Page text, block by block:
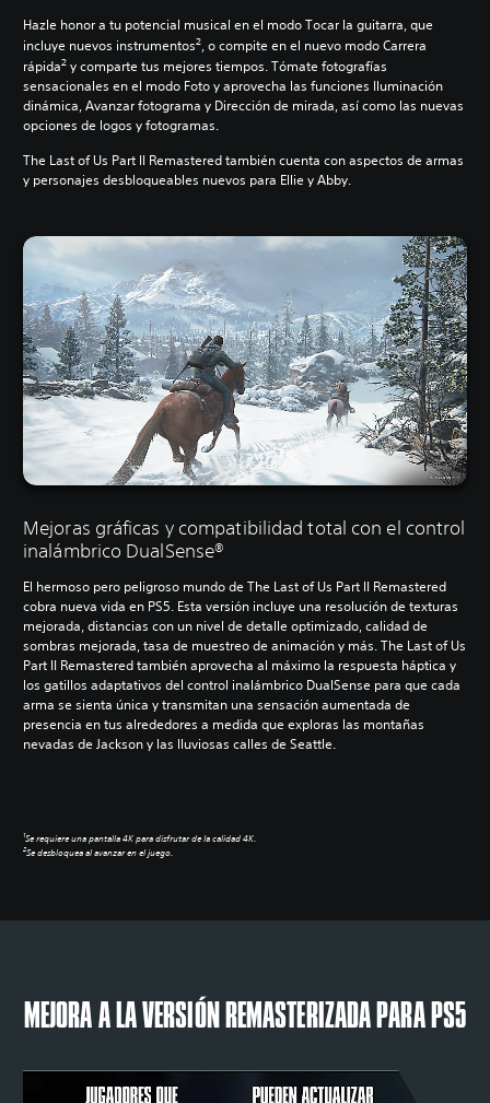
Hazle honor a tu potencial musical en el modo Tocar la guitarra, que
incluye nuevos instrumentos2, o compite en el nuevo modo Carrera
rápida2 y comparte tus mejores tiempos. Tómate fotografías
sensacionales en el modo Foto y aprovecha las funciones Iluminación
dinámica, Avanzar fotograma y Dirección de mirada, así como las nuevas
opciones de logos y fotogramas.
The Last of Us Part II Remastered también cuenta con aspectos de armas
y personajes desbloqueables nuevos para Ellie y Abby.
Mejoras gráficas y compatibilidad total con el control
inalámbrico DualSense®
El hermoso pero peligroso mundo de The Last of Us Part II Remastered
cobra nueva vida en PS5. Esta versión incluye una resolución de texturas
mejorada, distancias con un nivel de detalle optimizado, calidad de
sombras mejorada, tasa de muestreo de animación y más. The Last of Us
Part II Remastered también aprovecha al máximo la respuesta háptica y
los gatillos adaptativos del control inalámbrico DualSense para que cada
arma se sienta única y transmitan una sensación aumentada de
presencia en tus alrededores a medida que exploras las montañas
nevadas de Jackson y las lluviosas calles de Seattle.
1Se requiere una pantalla 4K para disfrutar de la calidad 4K.
2Se desbloquea al avanzar en el juego.
MEJORA A LA VERSIÓN REMASTERIZADA PARA PS5